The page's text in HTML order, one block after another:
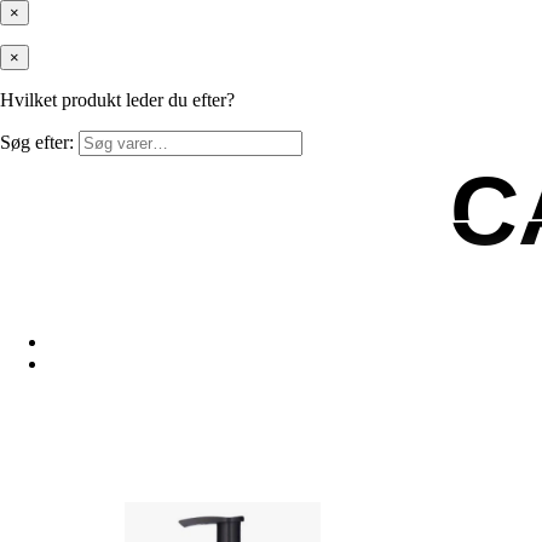
×
×
Hvilket produkt leder du efter?
Søg efter: